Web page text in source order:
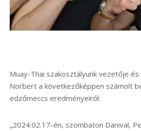
Muay-Thai szakosztályunk vezetője
Norbert a következőképpen számolt
edzőmeccs eredményeiről:
„2024.02.17-én, szombaton Danival,